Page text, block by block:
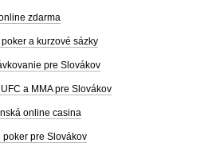
zdarma
a kurzové sázky
pre Slovákov
a MMA pre Slovákov
online casina
poker pre Slovákov